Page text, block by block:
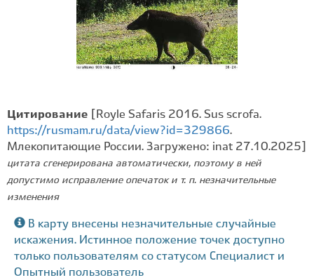
Цитирование
[Royle Safaris 2016. Sus scrofa.
https://rusmam.ru/data/view?id=329866.
Млекопитающие России. Загружено: inat 27.10.2025]
цитата сгенерирована автоматически, поэтому в ней
допустимо исправление опечаток и т. п. незначительные
изменения
В карту внесены незначительные случайные
искажения. Истинное положение точек доступно
только пользователям со статусом Специалист и
Опытный пользователь